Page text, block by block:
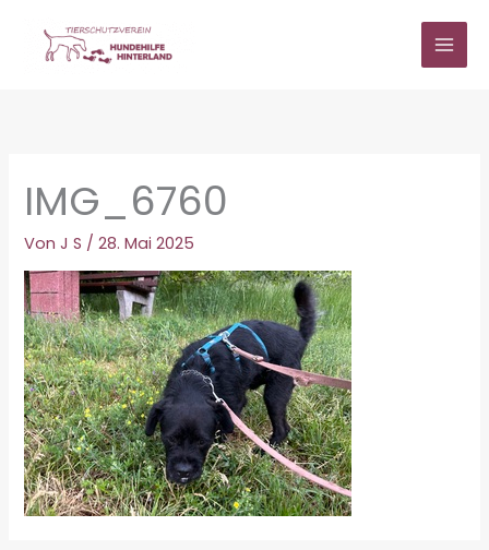
springen
IMG_6760
VonJ S /28. Mai 2025